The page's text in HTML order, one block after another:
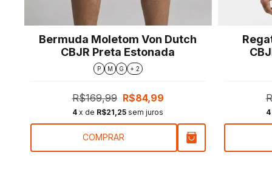
Bermuda Moletom Von Dutch
CBJR Preta Estonada
P M G + 2
R$169,99 R$84,99
4 x de R$21,25 sem juros
COMPRAR
4